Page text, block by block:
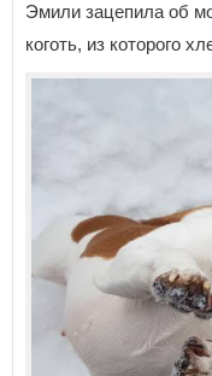
Эмили зацепила об
коготь, из которого